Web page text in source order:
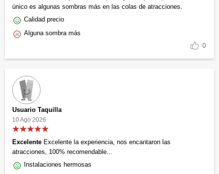
único es algunas sombras más en las colas de atracciones.
Calidad precio
Alguna sombra más
0
Usuario Taquilla
10 Ago 2026
Excelente Excelente la experiencia, nos encantaron las
atracciones, 100% recomendable...
Instalaciones hermosas